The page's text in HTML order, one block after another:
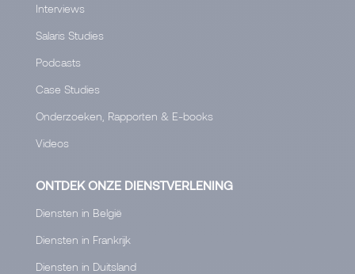
Interviews
Salaris Studies
Podcasts
Case Studies
Onderzoeken, Rapporten & E-books
Videos
ONTDEK ONZE DIENSTVERLENING
Diensten in België
Diensten in Frankrijk
Diensten in Duitsland